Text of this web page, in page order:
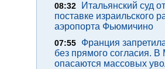
08:32
Итальянский суд
поставке израильского
аэропорта Фьюмичино
07:55
Франция
без прямого согласия. В
опасаются массовых